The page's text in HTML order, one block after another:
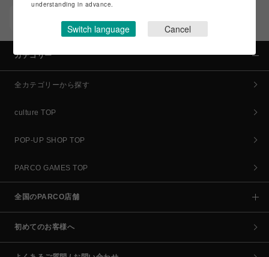
コイン＆クーポンでPARCOでのお買い物がオトクに
カテゴリー
全カテゴリーから探す
culture TOP
POP-UP SHOP TOP
PARCO GAMES TOP
全国のPARCO店舗
初めてのお客様へ
understanding in advance.
Switch language Cancel